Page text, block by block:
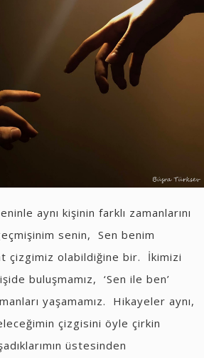
aynı kişinin farklı zamanlarını
senin, Sen benim
çizgimiz olabildiğine bir. İkimizi
buluşmamız, ‘Sen ile ben’
yaşamamız. Hikayeler aynı,
çizgisini öyle çirkin
üstesinden